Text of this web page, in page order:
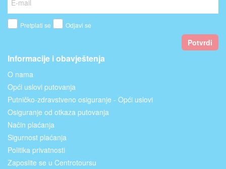
Pretplati se Odjavi se
Potvrdi
Informacije i obavještenja
O nama
Opći uslovi putovanja
Putničko-zdravstveno osiguranje - Opći uslovi
Osiguranje od otkaza putovanja
Način plaćanja
Sigurnost plaćanja
Politika privatnosti
Zaposlite se u Centrotoursu